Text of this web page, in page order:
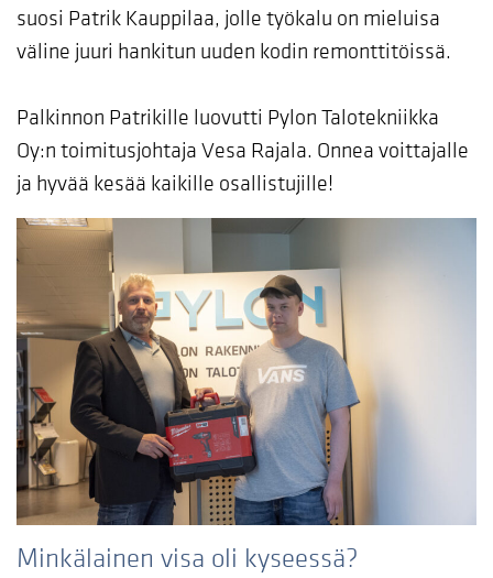
suosi Patrik Kauppilaa, jolle työkalu on mieluisa
väline juuri hankitun uuden kodin remonttitöissä.
Palkinnon Patrikille luovutti Pylon Talotekniikka
Oy:n toimitusjohtaja Vesa Rajala. Onnea voittajalle
ja hyvää kesää kaikille osallistujille!
Minkälainen visa oli kyseessä?